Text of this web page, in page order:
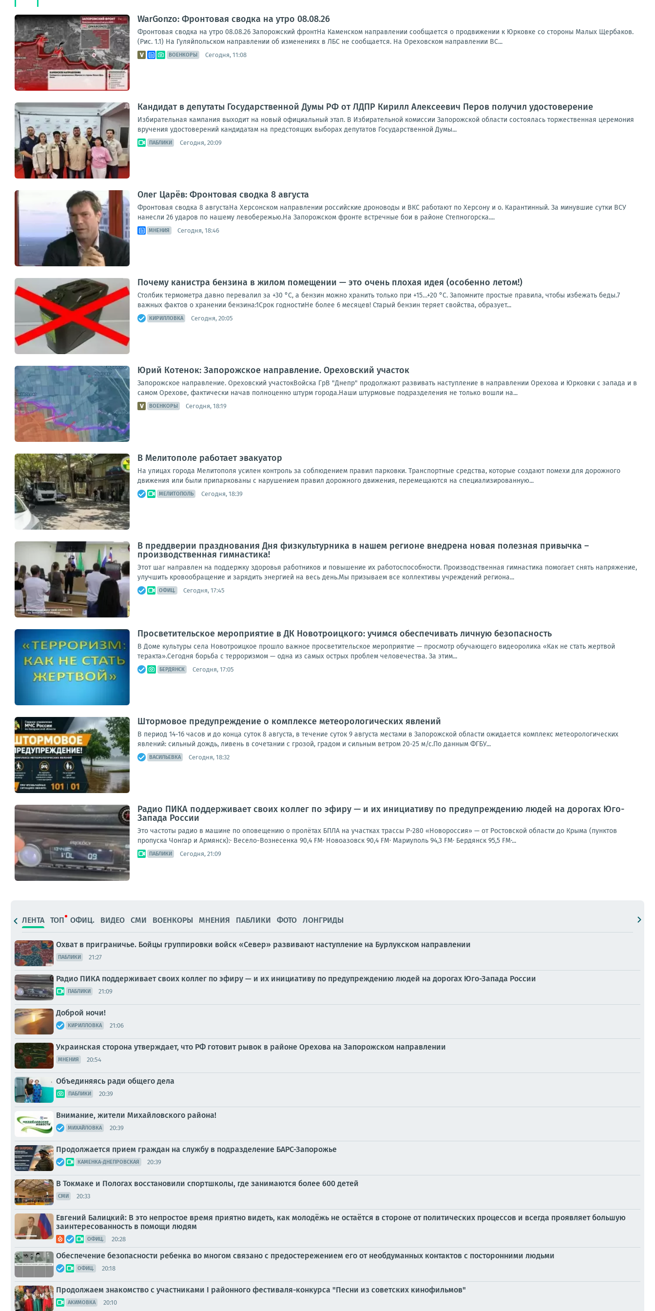
WarGonzo: Фронтовая сводка на утро 08.08.26
Фронтовая сводка на утро 08.08.26 Запорожский фронтНа Каменском направлении сообщается о продвижении к Юрковке со стороны Малых Щербаков.
(Рис. 1.1) На Гуляйпольском направлении об изменениях в ЛБС не сообщается. На Ореховском направлении ВС...
ВОЕНКОРЫ Сегодня, 11:08
Кандидат в депутаты Государственной Думы РФ от ЛДПР Кирилл Алексеевич Перов получил удостоверение
Избирательная кампания выходит на новый официальный этап. В Избирательной комиссии Запорожской области состоялась торжественная церемония
вручения удостоверений кандидатам на предстоящих выборах депутатов Государственной Думы...
ПАБЛИКИ Сегодня, 20:09
Олег Царёв: Фронтовая сводка 8 августа
Фронтовая сводка 8 августаНа Херсонском направлении российские дроноводы и ВКС работают по Херсону и о. Карантинный. За минувшие сутки ВСУ
нанесли 26 ударов по нашему левобережью.На Запорожском фронте встречные бои в районе Степногорска....
МНЕНИЯ Сегодня, 18:46
Почему канистра бензина в жилом помещении — это очень плохая идея (особенно летом!)
Столбик термометра давно перевалил за +30 °C, а бензин можно хранить только при +15…+20 °C. Запомните простые правила, чтобы избежать беды.7
важных фактов о хранении бензина:1Срок годностиНе более 6 месяцев! Старый бензин теряет свойства, образует...
КИРИЛЛОВКА Сегодня, 20:05
Юрий Котенок: Запорожское направление. Ореховский участок
Запорожское направление. Ореховский участокВойска ГрВ "Днепр" продолжают развивать наступление в направлении Орехова и Юрковки с запада и в
самом Орехове, фактически начав полноценно штурм города.Наши штурмовые подразделения не только вошли на...
ВОЕНКОРЫ Сегодня, 18:19
В Мелитополе работает эвакуатор
На улицах города Мелитополя усилен контроль за соблюдением правил парковки. Транспортные средства, которые создают помехи для дорожного
движения или были припаркованы с нарушением правил дорожного движения, перемещаются на специализированную...
МЕЛИТОПОЛЬ Сегодня, 18:39
В преддверии празднования Дня физкультурника в нашем регионе внедрена новая полезная привычка –
производственная гимнастика!
Этот шаг направлен на поддержку здоровья работников и повышение их работоспособности. Производственная гимнастика помогает снять напряжение,
улучшить кровообращение и зарядить энергией на весь день.Мы призываем все коллективы учреждений региона...
ОФИЦ. Сегодня, 17:45
Просветительское мероприятие в ДК Новотроицкого: учимся обеспечивать личную безопасность
В Доме культуры села Новотроицкое прошло важное просветительское мероприятие — просмотр обучающего видеоролика «Как не стать жертвой
теракта».Сегодня борьба с терроризмом — одна из самых острых проблем человечества. За этим...
БЕРДЯНСК Сегодня, 17:05
Штормовое предупреждение о комплексе метеорологических явлений
В период 14-16 часов и до конца суток 8 августа, в течение суток 9 августа местами в Запорожской области ожидается комплекс метеорологических
явлений: сильный дождь, ливень в сочетании с грозой, градом и сильным ветром 20-25 м/с.По данным ФГБУ...
ВАСИЛЬЕВКА Сегодня, 18:32
Радио ПИКА поддерживает своих коллег по эфиру — и их инициативу по предупреждению людей на дорогах Юго-
Запада России
Это частоты радио в машине по оповещению о пролётах БПЛА на участках трассы Р-280 «Новороссия» — от Ростовской области до Крыма (пунктов
пропуска Чонгар и Армянск):· Весело-Вознесенка 90,4 FM· Новоазовск 90,4 FM· Мариуполь 94,3 FM· Бердянск 95,5 FM·...
ПАБЛИКИ Сегодня, 21:09
ЛЕНТА ТОП ОФИЦ. ВИДЕО СМИ ВОЕНКОРЫ МНЕНИЯ ПАБЛИКИ ФОТО ЛОНГРИДЫ
Охват в приграничье. Бойцы группировки войск «Север» развивают наступление на Бурлукском направлении
ПАБЛИКИ 21:27
Радио ПИКА поддерживает своих коллег по эфиру — и их инициативу по предупреждению людей на дорогах Юго-Запада России
ПАБЛИКИ 21:09
Доброй ночи!
КИРИЛЛОВКА 21:06
Украинская сторона утверждает, что РФ готовит рывок в районе Орехова на Запорожском направлении
МНЕНИЯ 20:54
Объединяясь ради общего дела
ПАБЛИКИ 20:39
Внимание, жители Михайловского района!
МИХАЙЛОВКА 20:39
Продолжается прием граждан на службу в подразделение БАРС-Запорожье
КАМЕНКА-ДНЕПРОВСКАЯ 20:39
В Токмаке и Пологах восстановили спортшколы, где занимаются более 600 детей
СМИ 20:33
Евгений Балицкий: В это непростое время приятно видеть, как молодёжь не остаётся в стороне от политических процессов и всегда проявляет большую
заинтересованность в помощи людям
ОФИЦ. 20:28
Обеспечение безопасности ребенка во многом связано с предостережением его от необдуманных контактов с посторонними людьми
ОФИЦ. 20:18
Продолжаем знакомство с участниками I районного фестиваля-конкурса "Песни из советских кинофильмов"
АКИМОВКА 20:10